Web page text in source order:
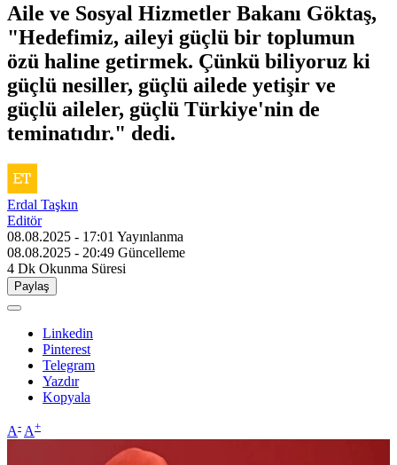
Aile ve Sosyal Hizmetler Bakanı Göktaş,
"Hedefimiz, aileyi güçlü bir toplumun
özü haline getirmek. Çünkü biliyoruz ki
güçlü nesiller, güçlü ailede yetişir ve
güçlü aileler, güçlü Türkiye'nin de
teminatıdır." dedi.
Erdal Taşkın
Editör
08.08.2025 - 17:01 Yayınlanma
08.08.2025 - 20:49 Güncelleme
4 Dk Okunma Süresi
Paylaş
Linkedin
Pinterest
Telegram
Yazdır
Kopyala
A- A+